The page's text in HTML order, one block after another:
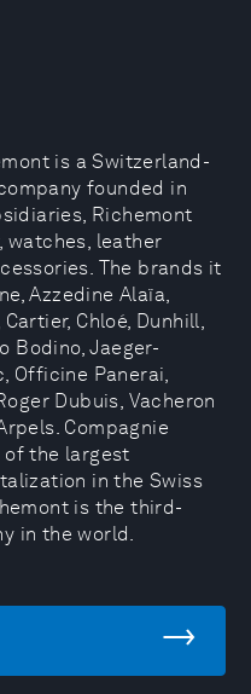
is a Switzerland-
founded in
Richemont
watches, leather
The brands it
Azzedine Alaïa,
Chloé, Dunhill,
Bodino, Jaeger-
Officine Panerai,
Dubuis, Vacheron
Compagnie
of the largest
in the Swiss
is the third-
in the world.